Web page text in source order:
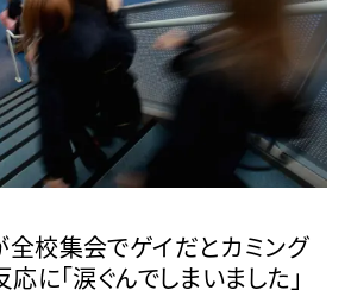
校集会でゲイだとカミング
に「涙ぐんでしまいました」